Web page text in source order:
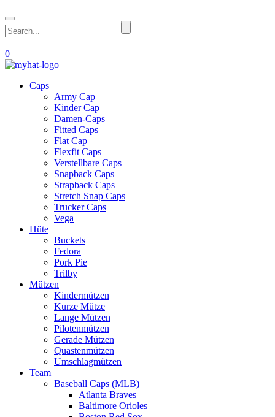
0
Caps
Army Cap
Kinder Cap
Damen-Caps
Fitted Caps
Flat Cap
Flexfit Caps
Verstellbare Caps
Snapback Caps
Strapback Caps
Stretch Snap Caps
Trucker Caps
Vega
Hüte
Buckets
Fedora
Pork Pie
Trilby
Mützen
Kindermützen
Kurze Mütze
Lange Mützen
Pilotenmützen
Gerade Mützen
Quastenmützen
Umschlagmützen
Team
Baseball Caps (MLB)
Atlanta Braves
Baltimore Orioles